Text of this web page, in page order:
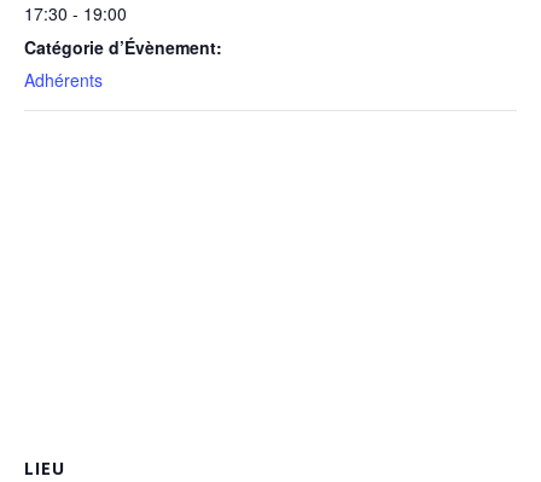
17:30 - 19:00
Catégorie d’Évènement:
Adhérents
LIEU